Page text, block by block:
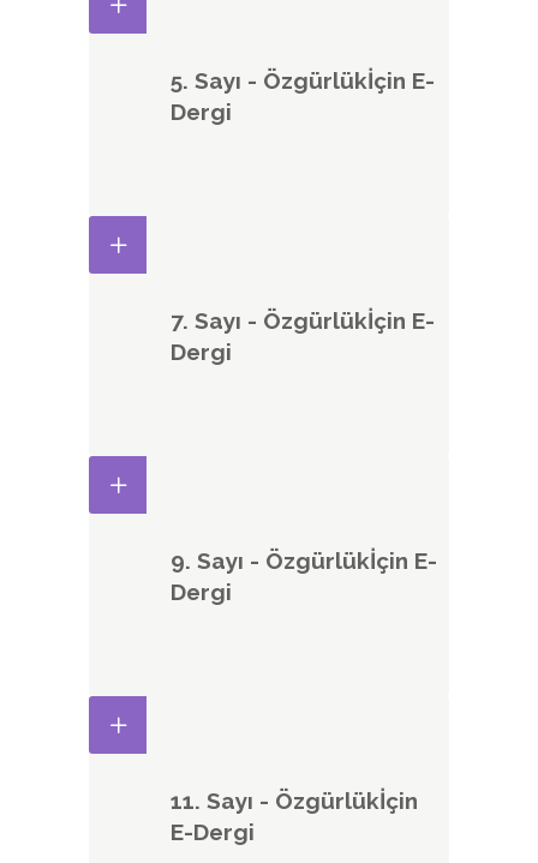
5. Sayı - Özgürlükİçin E-
Dergi
7. Sayı - Özgürlükİçin E-
Dergi
9. Sayı - Özgürlükİçin E-
Dergi
11. Sayı - Özgürlükİçin
E-Dergi